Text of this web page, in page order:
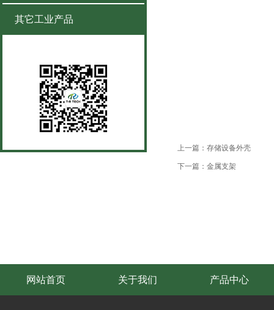
其它工业产品
全国服务热线
上一篇：存储设备外壳
下一篇：金属支架
网站首页 关于我们 产品中心